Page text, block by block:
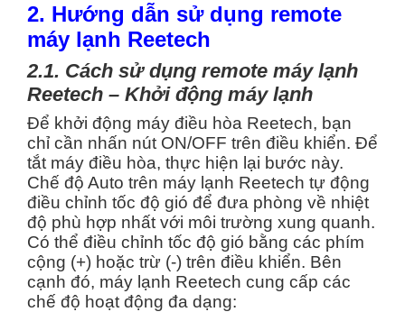
2. Hướng dẫn sử dụng remote
máy lạnh Reetech
2.1. Cách sử dụng remote máy lạnh
Reetech – Khởi động máy lạnh
Để khởi động máy điều hòa Reetech, bạn
chỉ cần nhấn nút ON/OFF trên điều khiển. Để
tắt máy điều hòa, thực hiện lại bước này.
Chế độ Auto trên máy lạnh Reetech tự động
điều chỉnh tốc độ gió để đưa phòng về nhiệt
độ phù hợp nhất với môi trường xung quanh.
Có thể điều chỉnh tốc độ gió bằng các phím
cộng (+) hoặc trừ (-) trên điều khiển. Bên
cạnh đó, máy lạnh Reetech cung cấp các
chế độ hoạt động đa dạng: